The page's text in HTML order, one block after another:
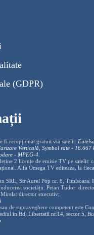
(GDPR)
fi recepționat gratuit via satelit:
Verticală, Symbol rate - 16.667
- MPEG-4.
2 licențe de emisie TV pe satelit:
Alfa Omega TV editeaza, la
SRL, Str Aurel Pop nr. 8, Timisoara.
societății: Pețan Tudor:
director executiv;
de supraveghere competent este
in Bd. Libertatii nr.14, sector 5,